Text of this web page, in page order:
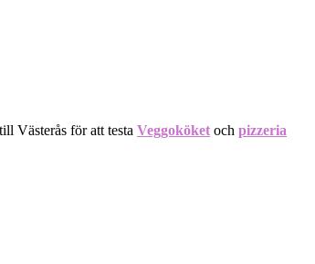
Västerås för att testa Veggoköket och pizzeria